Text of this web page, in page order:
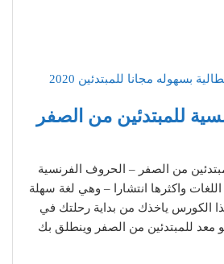
بسهوله مجانا للمبتدئين 2020
للمبتدئين من الصفر
من الصفر – الحروف الفرنسية
واكثرها انتشارا – وهي لغة سهلة
الكورس ياخذك من بداية رحلتك في
معد للمبتدئين من الصفر وينطلق بك